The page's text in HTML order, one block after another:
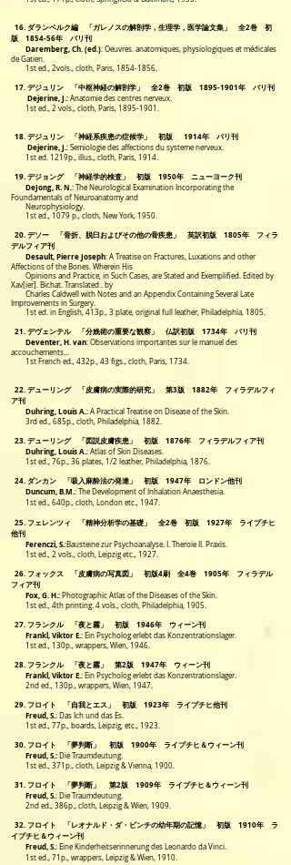
16. ダランベルク編 「ガレノスの解剖学，生理学，医学論文集」 全2巻 初
版 1854-56年 パリ刊
Daremberg, Ch. (ed.): Oeuvres. anatomiques, physiologiques et médicales
de Gatien.
1st ed., 2vols., cloth, Paris, 1854-1856.
17. デジュリン 「中枢神経の解剖学」 全2巻 初版 1895-1901年 パリ刊
Dejerine, J.: Anatomie des centres nerveux.
1st ed., 2 vols., cloth, Paris, 1895-1901.
18. デジュリン 「神経系疾患の症候学」 初版 1914年 パリ刊
Dejerine, J.: Semiologie des affections du systeme nerveux.
1st ed. 1219p., illus., cloth, Paris, 1914.
19. デジョング 「神経学的検査」 初版 1950年 ニューヨーク刊
DeJong, R. N.: The Neurological Examination Incorporating the
Foundamentals of Neuroanatomy and
Neurophysiology.
1st ed., 1079 p., cloth, New York, 1950.
20. デソー 「骨折、脱臼およびその他の骨疾患」 英訳初版 1805年 フィラ
デルフィア刊
Desault, Pierre Joseph: A Treatise on Fractures, Luxations and other
Affections of the Bones. Wherein His
Opinions and Practice, in Such Cases, are Stated and Exemplified. Edited by
Xav[ier]. Bichat. Translated . by
Charles Caldwell with Notes and an Appendix Containing Several Late
Improvements in Surgery.
1st ed. in English, 413p., 3 plate, original full leather, Philadelphia, 1805.
21. デヴェンテル 「分娩術の重要な観察」 仏訳初版 1734年 パリ刊
Deventer, H. van: Observations importantes sur le manuel des
accouchements...
1st French ed., 432p., 43 figs., cloth, Paris, 1734.
22. デューリング 「皮膚病の実際的研究」 第3版 1882年 フィラデルフィ
ア刊
Duhring, Louis A.: A Practical Treatise on Disease of the Skin.
3rd ed., 685p., cloth, Philadelphia, 1882.
23. デューリング 「図説皮膚疾患」 初版 1876年 フィラデルフィア刊
Duhring, Louis A.: Atlas of Skin Diseases.
1st ed., 76p., 36 plates, 1/2 leather, Philadelphia, 1876.
24. ダンカン 「吸入麻酔法の発達」 初版 1947年 ロンドン他刊
Duncum, B.M.: The Development of Inhalation Anaesthesia.
1st ed., 640p., cloth, London etc., 1947.
25. フェレンツィ 「精神分析学の基礎」 全2巻 初版 1927年 ライプチヒ
他刊
Ferenczi, S.:Bausteine zur Psychoanalyse. I. Theroie II. Praxis.
1st ed., 2 vols., cloth, Leipzig etc., 1927.
26. フォックス 「皮膚病の写真図」 初版4刷 全4巻 1905年 フィラデル
フィア刊
Fox, G. H.: Photographic Atlas of the Diseases of the Skin.
1st ed., 4th printing. 4 vols., cloth, Philadelphia, 1905.
27. フランクル 「夜と霧」 初版 1946年 ウィーン刊
Frankl, Viktor E.: Ein Psycholog erlebt das Konzentrationslager.
1st ed., 130p., wrappers, Wien, 1946.
28. フランクル 「夜と霧」 第2版 1947年 ウィーン刊
Frankl, Viktor E.: Ein Psycholog erlebt das Konzentrationslager.
2nd ed., 130p., wrappers, Wien, 1947.
29. フロイト 「自我とエス」 初版 1923年 ライプチヒ他刊
Freud, S.: Das Ich und das Es.
1st ed., 77p., boards, Leipzig, etc., 1923.
30. フロイト 「夢判断」 初版 1900年 ライプチヒ＆ウィーン刊
Freud, S.: Die Traumdeutung.
1st ed., 371p., cloth, Leipzig & Vienna, 1900.
31. フロイト 「夢判断」 第2版 1909年 ライプチヒ＆ウィーン刊
Freud, S.: Die Traumdeutung.
2nd ed., 386p., cloth, Leipzig & Wien, 1909.
32. フロイト 「レオナルド・ダ・ビンチの幼年期の記憶」 初版 1910年 ラ
イプチヒ＆ウィーン刊
Freud, S.: Eine Kinderheitserinnerung des Leonardo da Vinci.
1st ed., 71p., wrappers, Leipzig & Wien, 1910.